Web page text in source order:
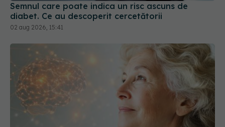
Semnul care poate indica un risc ascuns de
diabet. Ce au descoperit cercetătorii
02 aug 2026, 15:41